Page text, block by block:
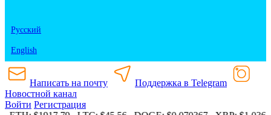
Русский
English
Написать на почту
Поддержка в Telegram
Новостной канал
Войти Регистрация